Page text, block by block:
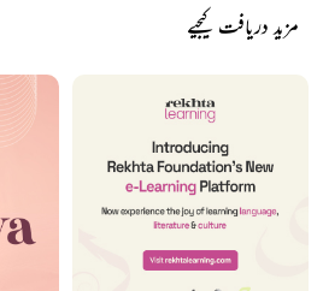
مزید دریافت کیجیے